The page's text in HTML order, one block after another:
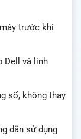
trước khi
Dell và linh
số, không thay
dẫn sử dụng